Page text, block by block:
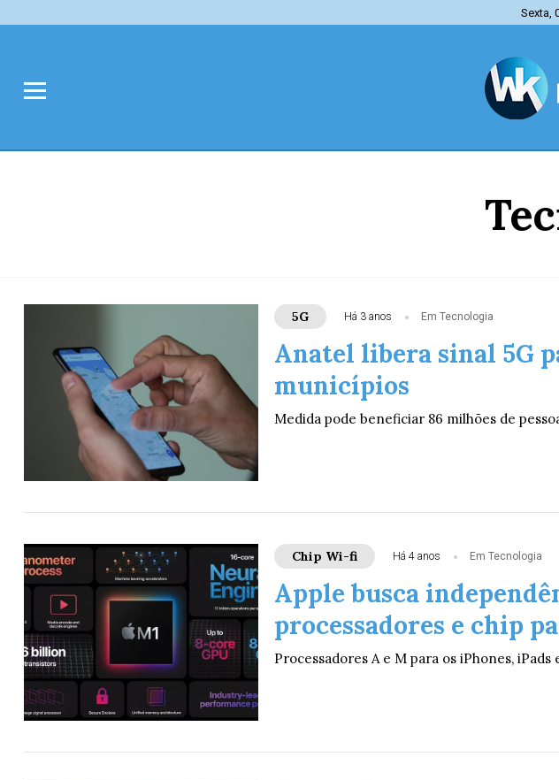
Sexta,
5G Há 3 anos Em Tecnologia
Anatel libera sinal 5G
municípios
Medida pode beneficiar 86 milhões de
Chip Wi-fi Há 4 anos Em Tecnologia
Apple busca
processadores e chip
Processadores A e M para os iPhones, iPads